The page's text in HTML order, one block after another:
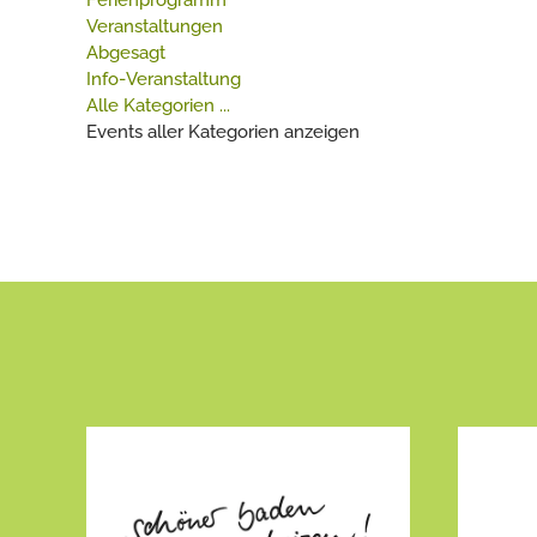
Veranstaltungen
Abgesagt
Info-Veranstaltung
Alle Kategorien ...
Events aller Kategorien anzeigen